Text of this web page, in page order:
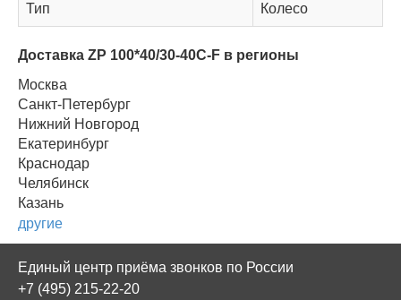
Тип Колесо
Доставка ZP 100*40/30-40C-F в регионы
Москва
Санкт-Петербург
Нижний Новгород
Екатеринбург
Краснодар
Челябинск
Казань
другие
Единый центр приёма звонков по России
+7 (495) 215-22-20